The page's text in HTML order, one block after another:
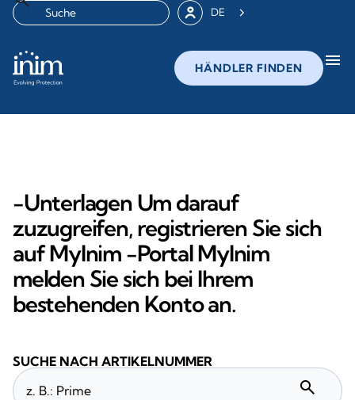
DE
HÄNDLER FINDEN menu
-Unterlagen Um darauf
zuzugreifen, registrieren Sie sich
auf MyInim -Portal MyInim
melden Sie sich bei Ihrem
bestehenden Konto an.
SUCHE NACH ARTIKELNUMMER
search